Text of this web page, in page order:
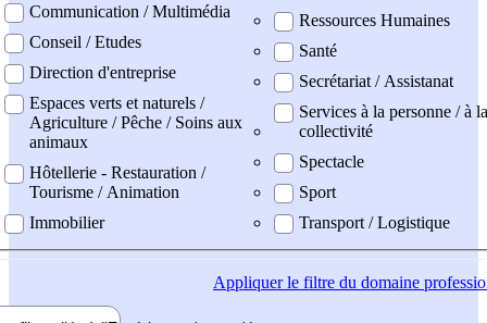
Communication / Multimédia
Conseil / Etudes
Direction d'entreprise
Espaces verts et naturels /
Agriculture / Pêche / Soins aux
animaux
Hôtellerie - Restauration /
Tourisme / Animation
Immobilier
Ressources Humaines
Santé
Secrétariat / Assistanat
Services à la personne / à la
collectivité
Spectacle
Sport
Transport / Logistique
Appliquerle filtre du domaine